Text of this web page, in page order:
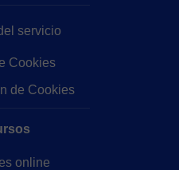
servicio
Cookies
de Cookies
online